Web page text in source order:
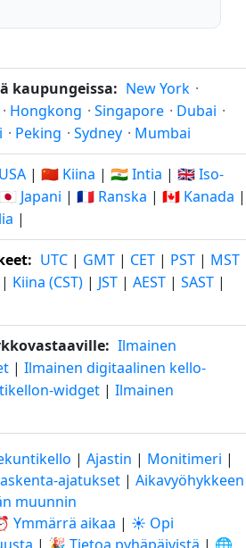
kaupungeissa: New York ·
· Hongkong · Singapore · Dubai ·
· Peking · Sydney · Mumbai
| 🇨🇳 Kiina | 🇮🇳 Intia | 🇬🇧 Iso-
🇯🇵 Japani | 🇫🇷 Ranska | 🇨🇦 Kanada |
|
: UTC | GMT | CET | PST | MST
| Kiina (CST) | JST | AEST | SAST |
Ilmainen
| Ilmainen digitaalinen kello-
widget | Ilmainen
| Ajastin | Monitimeri |
ajatukset | Aikavyöhykkeen
muunnin
Ymmärrä aikaa | ☀️ Opi